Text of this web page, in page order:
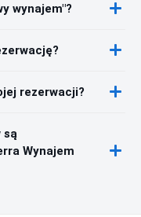
wynajem"?
rezerwacji?
są
Wynajem